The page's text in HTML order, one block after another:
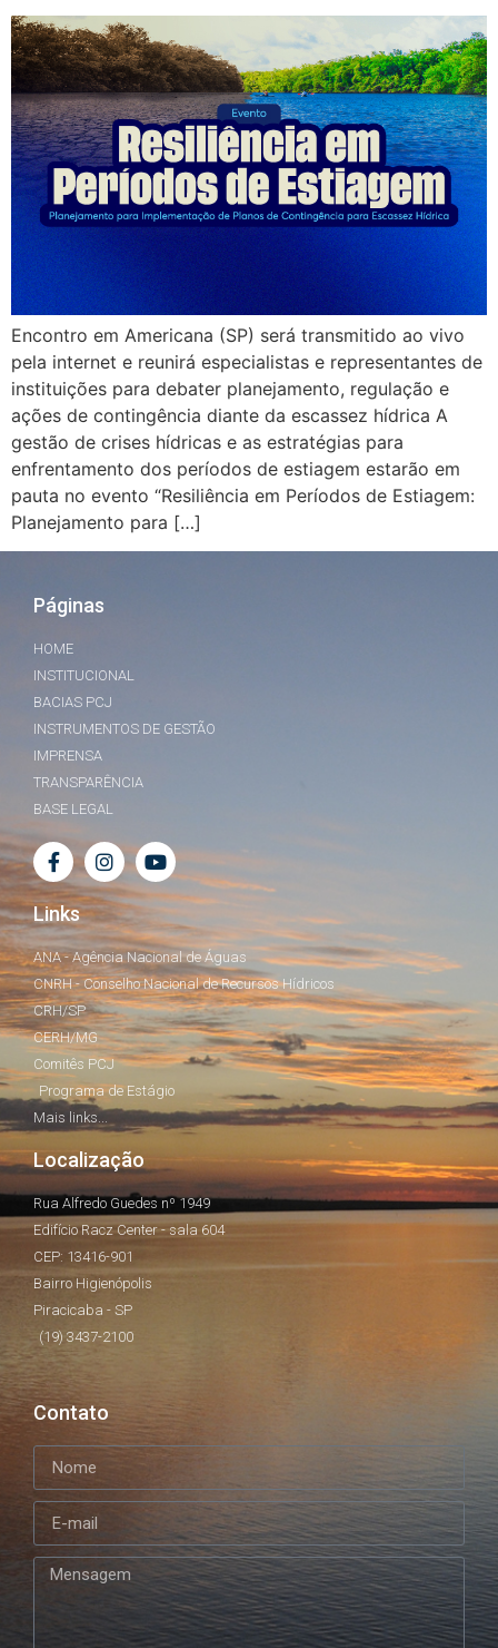
Encontro em Americana (SP) será transmitido ao vivo
pela internet e reunirá especialistas e representantes de
instituições para debater planejamento, regulação e
ações de contingência diante da escassez hídrica A
gestão de crises hídricas e as estratégias para
enfrentamento dos períodos de estiagem estarão em
pauta no evento “Resiliência em Períodos de Estiagem:
Planejamento para […]
Páginas
HOME
INSTITUCIONAL
BACIAS PCJ
INSTRUMENTOS DE GESTÃO
IMPRENSA
TRANSPARÊNCIA
BASE LEGAL
Links
ANA - Agência Nacional de Águas
CNRH - Conselho Nacional de Recursos Hídricos
CRH/SP
CERH/MG
Comitês PCJ
Programa de Estágio
Mais links...
Localização
Rua Alfredo Guedes nº 1949
Edifício Racz Center - sala 604
CEP: 13416-901
Bairro Higienópolis
Piracicaba - SP
(19) 3437-2100
Contato